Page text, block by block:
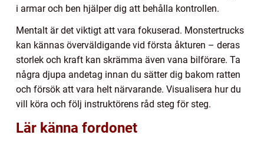
i armar och ben hjälper dig att behålla kontrollen.
Mentalt är det viktigt att vara fokuserad. Monstertrucks
kan kännas överväldigande vid första åkturen – deras
storlek och kraft kan skrämma även vana bilförare. Ta
några djupa andetag innan du sätter dig bakom ratten
och försök att vara helt närvarande. Visualisera hur du
vill köra och följ instruktörens råd steg för steg.
Lär känna fordonet